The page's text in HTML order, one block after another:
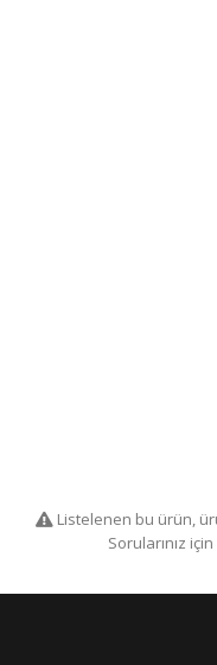
Listelenen bu ürün,
Sorularınız